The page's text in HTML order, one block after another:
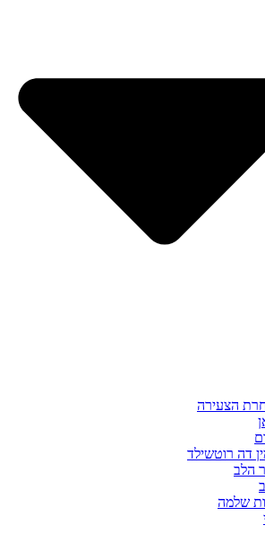
הצעירה
דה רוטשילד
הלב
שלמה